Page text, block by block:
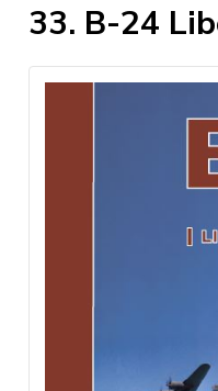
33. B-24